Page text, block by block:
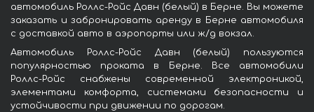
автомобиль Роллс-Ройс Давн (белый) в Берне. Вы можете
заказать и забронировать аренду в Берне автомобиля
с доставкой авто в аэропорты или ж/д вокзал.
Автомобиль Роллс-Ройс Давн (белый) пользуются
популярностью проката в Берне. Все автомобили
Роллс-Ройс снабжены современной электроникой,
элементами комфорта, системами безопасности и
устойчивости при движении по дорогам.